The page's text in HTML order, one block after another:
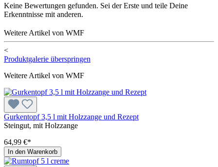
Keine Bewertungen gefunden. Sei der Erste und teile Deine
Erkenntnisse mit anderen.
Weitere Artikel von WMF
<
Produktgalerie überspringen
Weitere Artikel von WMF
Gurkentopf 3,5 l mit Holzzange und Rezept
Steingut, mit Holzzange
64,99 €*
In den Warenkorb